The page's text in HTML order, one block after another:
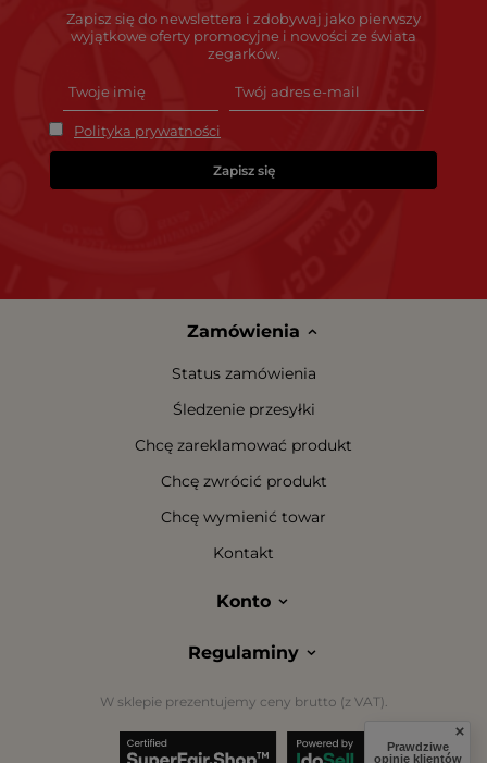
Zapisz się do newslettera i zdobywaj jako pierwszy
wyjątkowe oferty promocyjne i nowości ze świata
zegarków.
Polityka prywatności
Zapisz się
Zamówienia
Status zamówienia
Śledzenie przesyłki
Chcę zareklamować produkt
Chcę zwrócić produkt
Chcę wymienić towar
Kontakt
Konto
Regulaminy
W sklepie prezentujemy ceny brutto (z VAT).
Prawdziwe
opinie klientów